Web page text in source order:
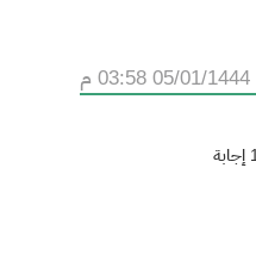
05/01/1444 03:58 م